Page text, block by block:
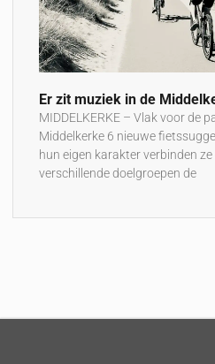
Er zit muziek in de
MIDDELKERKE – Vlak voor de
Middelkerke 6 nieuwe
hun eigen karakter verbinden
verschillende doelgroepen de